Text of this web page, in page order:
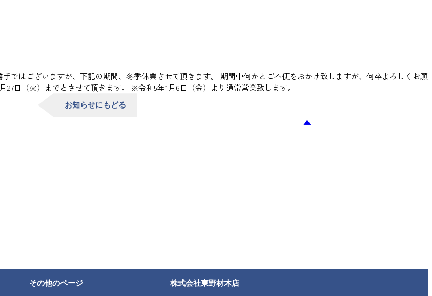
ではございますが、下記の期間、冬季休業させて頂きます。 期間中何かとご不便をおかけ致しますが、何卒よろしくお願
日（火）までとさせて頂きます。 ※令和5年1月6日（金）より通常営業致します。
お知らせにもどる
▲
その他のページ 株式会社東野材木店